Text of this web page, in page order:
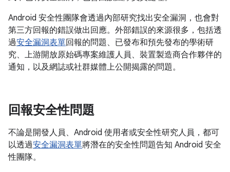
Android 安全性團隊會透過內部研究找出安全漏洞，也會對
第三方回報的錯誤做出回應。外部錯誤的來源很多，包括透
過安全漏洞表單回報的問題、已發布和預先發布的學術研
究、上游開放原始碼專案維護人員、裝置製造商合作夥伴的
通知，以及網誌或社群媒體上公開揭露的問題。
回報安全性問題
不論是開發人員、Android 使用者或安全性研究人員，都可
以透過安全漏洞表單將潛在的安全性問題告知 Android 安全
性團隊。